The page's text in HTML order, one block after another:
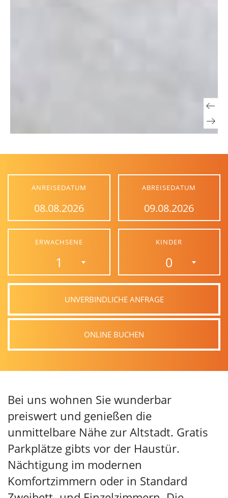
ANREISEDATUM ABREISEDATUM
ERWACHSENE
1
KINDER
0
UNVERBINDLICHE ANFRAGE
ONLINE BUCHEN
Bei uns wohnen Sie wunderbar
preiswert und genießen die
unmittelbare Nähe zur Altstadt. Gratis
Parkplätze gibts vor der Haustür.
Nächtigung im modernen
Komfortzimmern oder in Standard